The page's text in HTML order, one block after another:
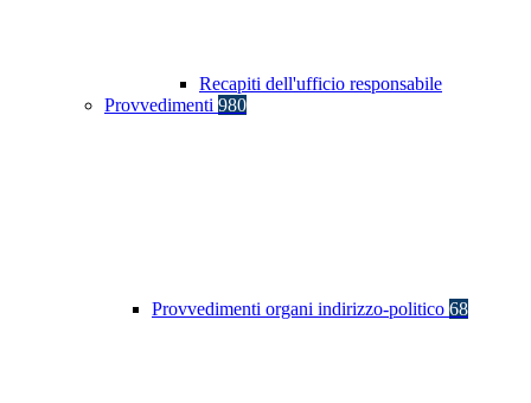
Recapiti dell'ufficio responsabile
Provvedimenti 980
Provvedimenti organi indirizzo-politico 68